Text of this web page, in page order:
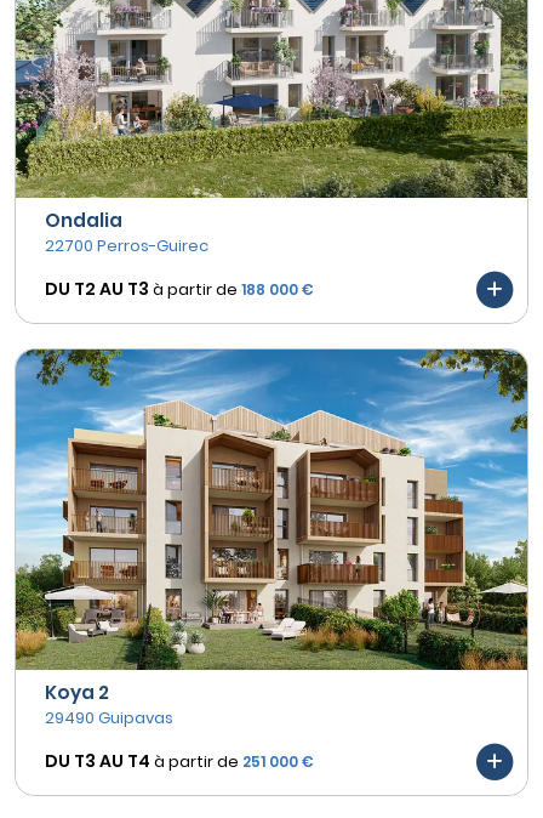
Ondalia
22700 Perros-Guirec
DU T2 AU T3 à partir de 188 000 €
Koya 2
29490 Guipavas
DU T3 AU T4 à partir de 251 000 €